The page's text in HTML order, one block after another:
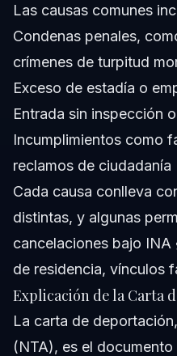
Las causas comunes
Condenas penales,
crímenes de turpitud
Exceso de estadía o
Entrada sin inspección
Incumplimientos como
reclamos de ciudadanía
Cada causa conlleva
distintas, y algunas
cancelaciones bajo
de residencia, vínculos
Explicación de la Carta
La carta de
(NTA), es el